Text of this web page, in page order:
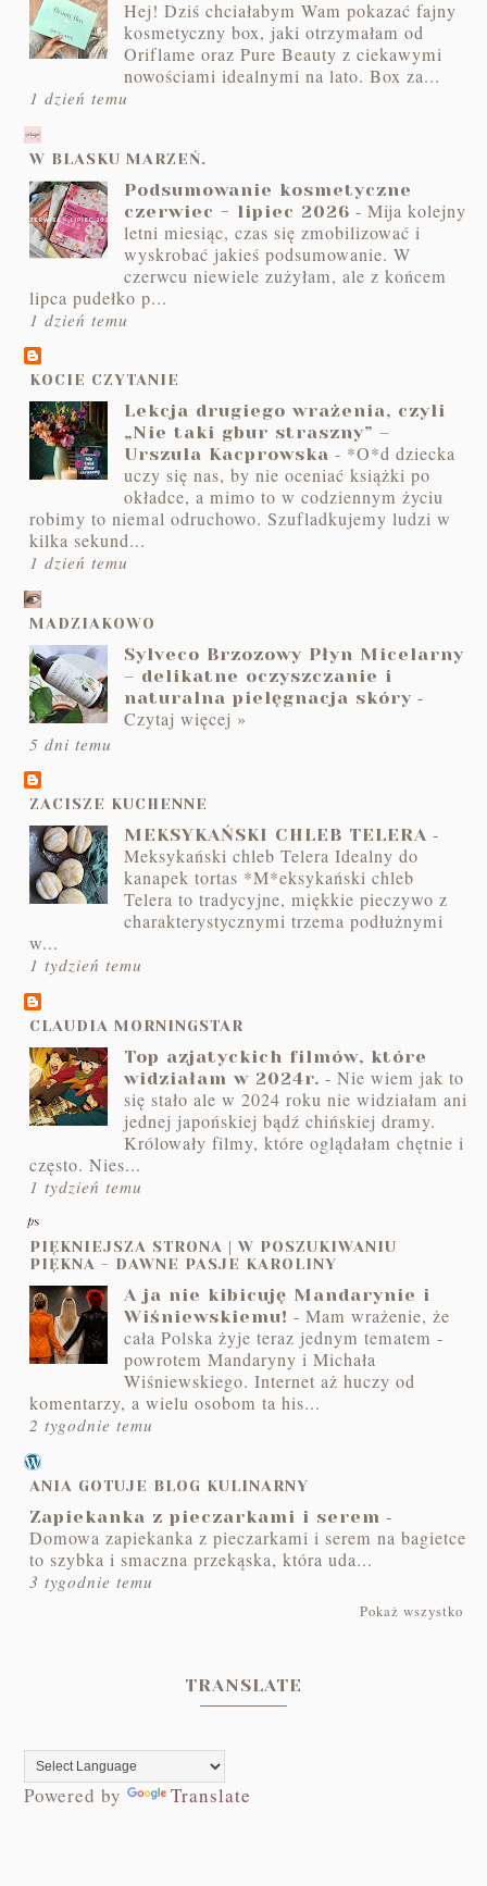
Hej! Dziś chciałabym Wam pokazać fajny
kosmetyczny box, jaki otrzymałam od
Oriflame oraz Pure Beauty z ciekawymi
nowościami idealnymi na lato. Box za...
1 dzień temu
W BLASKU MARZEŃ.
Podsumowanie kosmetyczne
czerwiec - lipiec 2026 -Mija kolejny
letni miesiąc, czas się zmobilizować i
wyskrobać jakieś podsumowanie. W
czerwcu niewiele zużyłam, ale z końcem
lipca pudełko p...
1 dzień temu
KOCIE CZYTANIE
Lekcja drugiego wrażenia, czyli
„Nie taki gbur straszny” –
Urszula Kacprowska - *O*d dziecka
uczy się nas, by nie oceniać książki po
okładce, a mimo to w codziennym życiu
robimy to niemal odruchowo. Szufladkujemy ludzi w
kilka sekund...
1 dzień temu
MADZIAKOWO
Sylveco Brzozowy Płyn Micelarny
– delikatne oczyszczanie i
naturalna pielęgnacja skóry -
Czytaj więcej »
5 dni temu
ZACISZE KUCHENNE
MEKSYKAŃSKI CHLEB TELERA -
Meksykański chleb Telera Idealny do
kanapek tortas *M*eksykański chleb
Telera to tradycyjne, miękkie pieczywo z
charakterystycznymi trzema podłużnymi
w...
1 tydzień temu
CLAUDIA MORNINGSTAR
Top azjatyckich filmów, które
widziałam w 2024r. -Nie wiem jak to
się stało ale w 2024 roku nie widziałam ani
jednej japońskiej bądź chińskiej dramy.
Królowały filmy, które oglądałam chętnie i
często. Nies...
1 tydzień temu
PIĘKNIEJSZA STRONA | W POSZUKIWANIU
PIĘKNA - DAWNE PASJE KAROLINY
A ja nie kibicuję Mandarynie i
Wiśniewskiemu! -Mam wrażenie, że
cała Polska żyje teraz jednym tematem -
powrotem Mandaryny i Michała
Wiśniewskiego. Internet aż huczy od
komentarzy, a wielu osobom ta his...
2 tygodnie temu
ANIA GOTUJE BLOG KULINARNY
Zapiekanka z pieczarkami i serem -
Domowa zapiekanka z pieczarkami i serem na bagietce
to szybka i smaczna przekąska, która uda...
3 tygodnie temu
Pokaż wszystko
TRANSLATE
Powered by Translate